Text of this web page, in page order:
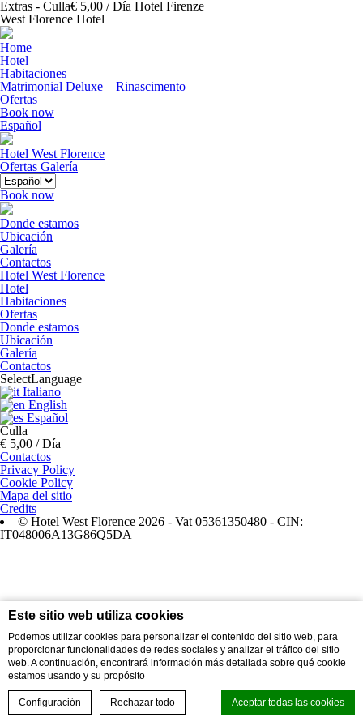
Este sitio web utiliza cookies
Podemos utilizar cookies para personalizar el contenido del sitio web, para
proporcionar funcionalidades de redes sociales y analizar el tráfico del sitio
web. A continuación, encontrará información más detallada sobre qué cookie
estamos usando y su propósito
Configuración Rechazar todo Aceptar todas las cookies
Extras - Culla€ 5,00 / Día Hotel Firenze
West Florence Hotel
Home
Hotel
Habitaciones
Matrimonial Deluxe – Rinascimento
Ofertas
Book now
Español
Hotel West Florence
Ofertas Galería
Book now
Donde estamos
Ubicación
Galería
Contactos
Hotel West Florence
Hotel
Habitaciones
Ofertas
Donde estamos
Ubicación
Galería
Contactos
SelectLanguage
Italiano
English
Español
Culla
€ 5,00 / Día
Contactos
Privacy Policy
Cookie Policy
Mapa del sitio
Credits
© Hotel West Florence 2026 - Vat 05361350480 - CIN:
IT048006A13G86Q5DA